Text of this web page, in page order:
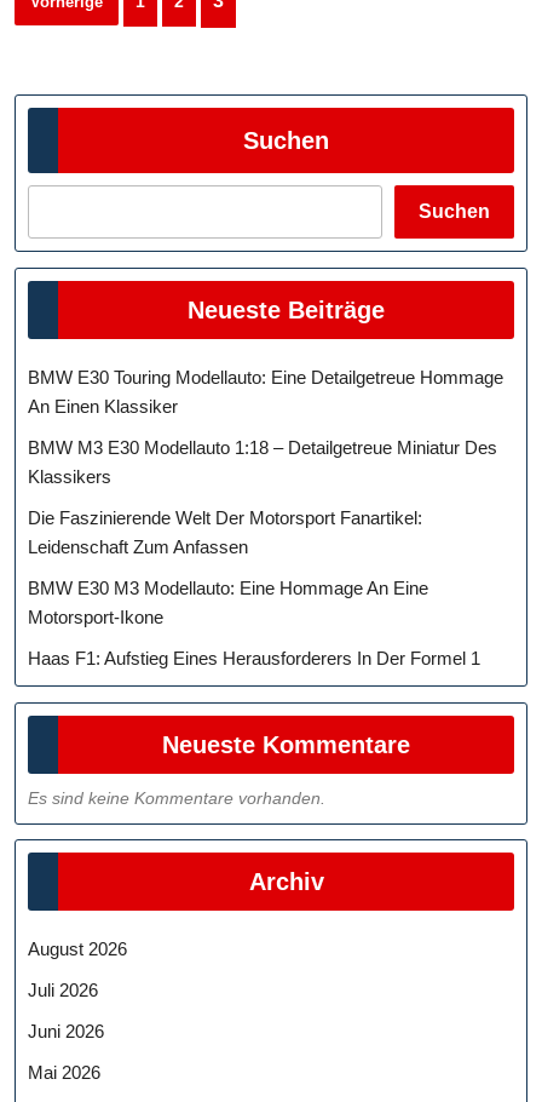
der
Suchen
Suchen
Neueste Beiträge
BMW E30 Touring Modellauto: Eine Detailgetreue Hommage
An Einen Klassiker
BMW M3 E30 Modellauto 1:18 – Detailgetreue Miniatur Des
Klassikers
Die Faszinierende Welt Der Motorsport Fanartikel:
Leidenschaft Zum Anfassen
BMW E30 M3 Modellauto: Eine Hommage An Eine
Motorsport-Ikone
Haas F1: Aufstieg Eines Herausforderers In Der Formel 1
Neueste Kommentare
Es sind keine Kommentare vorhanden.
Archiv
August 2026
Juli 2026
Juni 2026
Mai 2026